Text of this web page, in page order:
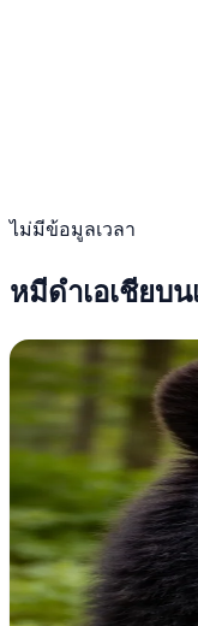
ไม่มีข้อมูลเวลา
หมีดำเอเชียบ